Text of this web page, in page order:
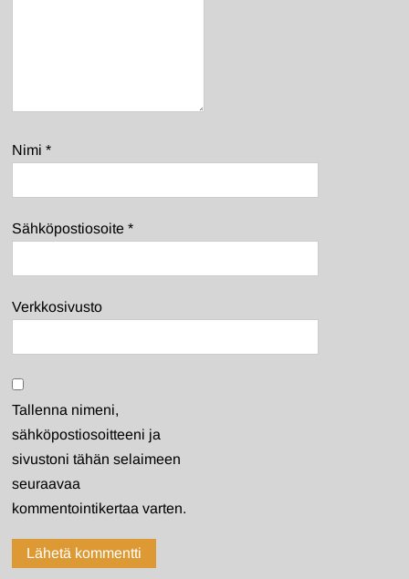
Nimi*
Sähköpostiosoite*
Verkkosivusto
Tallenna nimeni,
sähköpostiosoitteeni ja
sivustoni tähän selaimeen
seuraavaa
kommentointikertaa varten.